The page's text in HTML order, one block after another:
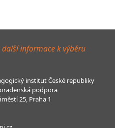
informace k výběru
institut České republiky
podpora
25, Praha 1